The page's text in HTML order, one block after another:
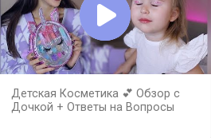
Детская Косметика 💕 Обзор с
Дочкой + Ответы на Вопросы